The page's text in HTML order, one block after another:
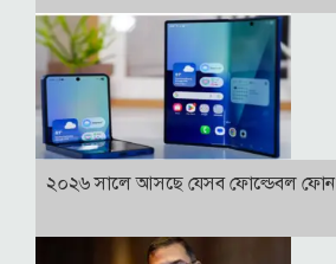
২০২৬ সালে আসছে যেসব ফোল্ডেবল ফোন